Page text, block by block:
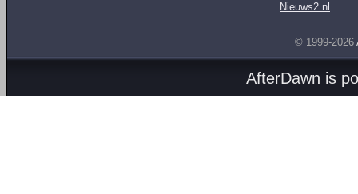
Nieuws2.nl
© 1999-2026
AfterDawn is